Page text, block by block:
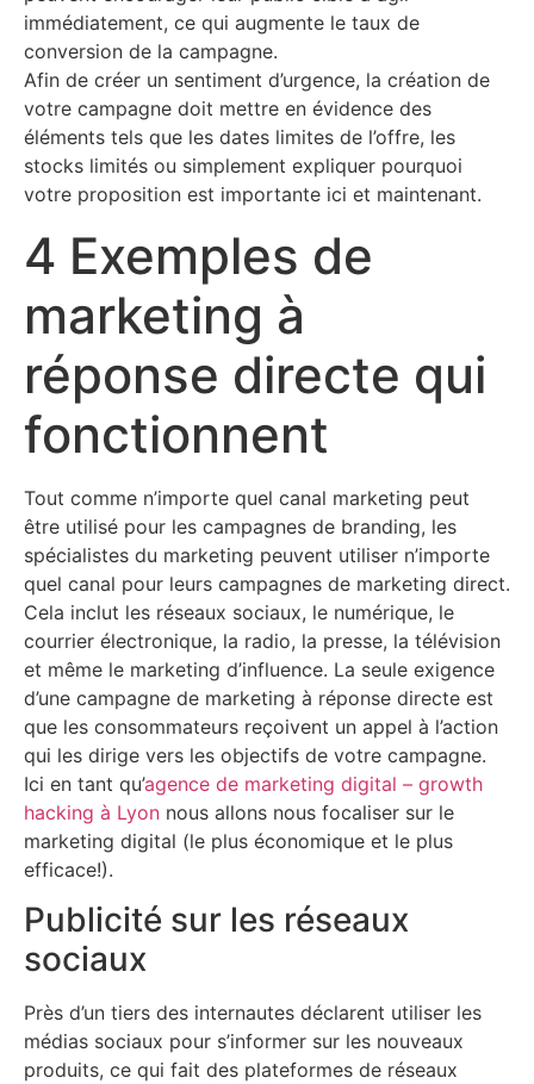
immédiatement, ce qui augmente le taux de
conversion de la campagne.
​Afin de créer un sentiment d’urgence, la création de
votre campagne doit mettre en évidence des
éléments tels que les dates limites de l’offre, les
stocks limités ou simplement expliquer pourquoi
votre proposition est importante ici et maintenant.
​4 Exemples de
marketing à
réponse directe qui
fonctionnent
Tout comme n’importe quel canal marketing peut
être utilisé pour les campagnes de branding, les
spécialistes du marketing peuvent utiliser n’importe
quel canal pour leurs campagnes de marketing direct.
Cela inclut les réseaux sociaux, le numérique, le
courrier électronique, la radio, la presse, la télévision
et même le marketing d’influence. La seule exigence
d’une campagne de marketing à réponse directe est
que les consommateurs reçoivent un appel à l’action
qui les dirige vers les objectifs de votre campagne.
Ici en tant qu’agence de marketing digital – growth
hacking à Lyon nous allons nous focaliser sur le
marketing digital (le plus économique et le plus
efficace!).
Publicité sur les réseaux
sociaux
Près d’un tiers des internautes déclarent utiliser les
médias sociaux pour s’informer sur les nouveaux
produits, ce qui fait des plateformes de réseaux